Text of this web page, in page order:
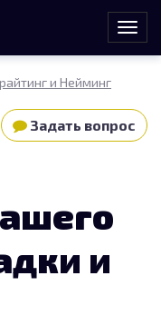
и Нейминг
Задать вопрос
и